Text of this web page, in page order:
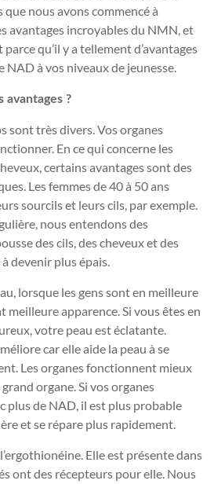
nous avons commencé à
avantages incroyables du NMN, et
qu’il y a tellement d’avantages
NAD à vos niveaux de jeunesse.
avantages ?
sont très divers. Vos organes
En ce qui concerne les
certains avantages sont des
Les femmes de 40 à 50 ans
sourcils et leurs cils, par exemple.
nous entendons des
des cils, des cheveux et des
devenir plus épais.
lorsque les gens sont en meilleure
meilleure apparence. Si vous êtes en
votre peau est éclatante.
car elle aide la peau à se
Les organes fonctionnent mieux
organe. Si vos organes
plus de NAD, il est plus probable
et se répare plus rapidement.
Elle est présente dans
ont des récepteurs pour elle. Nous